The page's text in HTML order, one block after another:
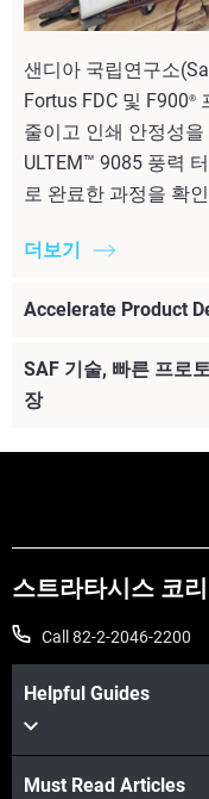
샌디아 국립연구소
Fortus FDC 및 F900®
줄이고 인쇄 안정성
ULTEM™ 9085 풍력
로 완료한 과정을 확
더보기
Accelerate Product
SAF 기술, 빠른 프로
장
스트라타시스 코
Call 82-2-2046-2200
Helpful Guides
Must Read Articles